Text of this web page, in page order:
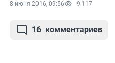
8 июня 2016, 09:56 9 117
16 комментариев